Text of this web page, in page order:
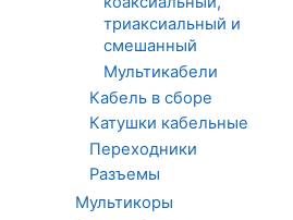
триаксиальный и
смешанный
Мультикабели
Кабель в сборе
Катушки кабельные
Переходники
Разъемы
Мультикоры